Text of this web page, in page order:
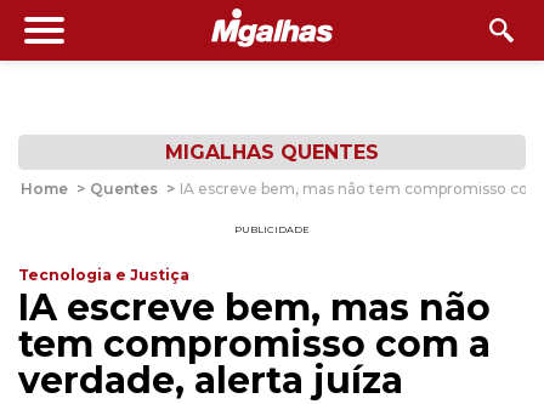
MIGALHAS QUENTES
Home > Quentes > IA escreve bem, mas não tem compromisso
PUBLICIDADE
Tecnologia e Justiça
IA escreve bem, mas não
tem compromisso com a
verdade, alerta juíza